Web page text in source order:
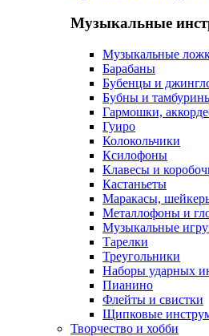
Музыкальные
Музыкальные
Барабаны
Бубенцы и
Бубны и
Гармошки,
Гуиро
Колокольчики
Ксилофоны
Клавесы и
Кастаньеты
Маракасы,
Металлофоны и
Музыкальные
Тарелки
Треугольники
Наборы ударных
Пианино
Флейты и свистки
Щипковые
Творчество и хобби